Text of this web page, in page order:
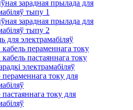
зарадная прылада для
тыпу 1
зарадная прылада для
тыпу 2
для электрамабіляў
пераменнага току
пастаяннага току
электрамабіляў
току для
току для